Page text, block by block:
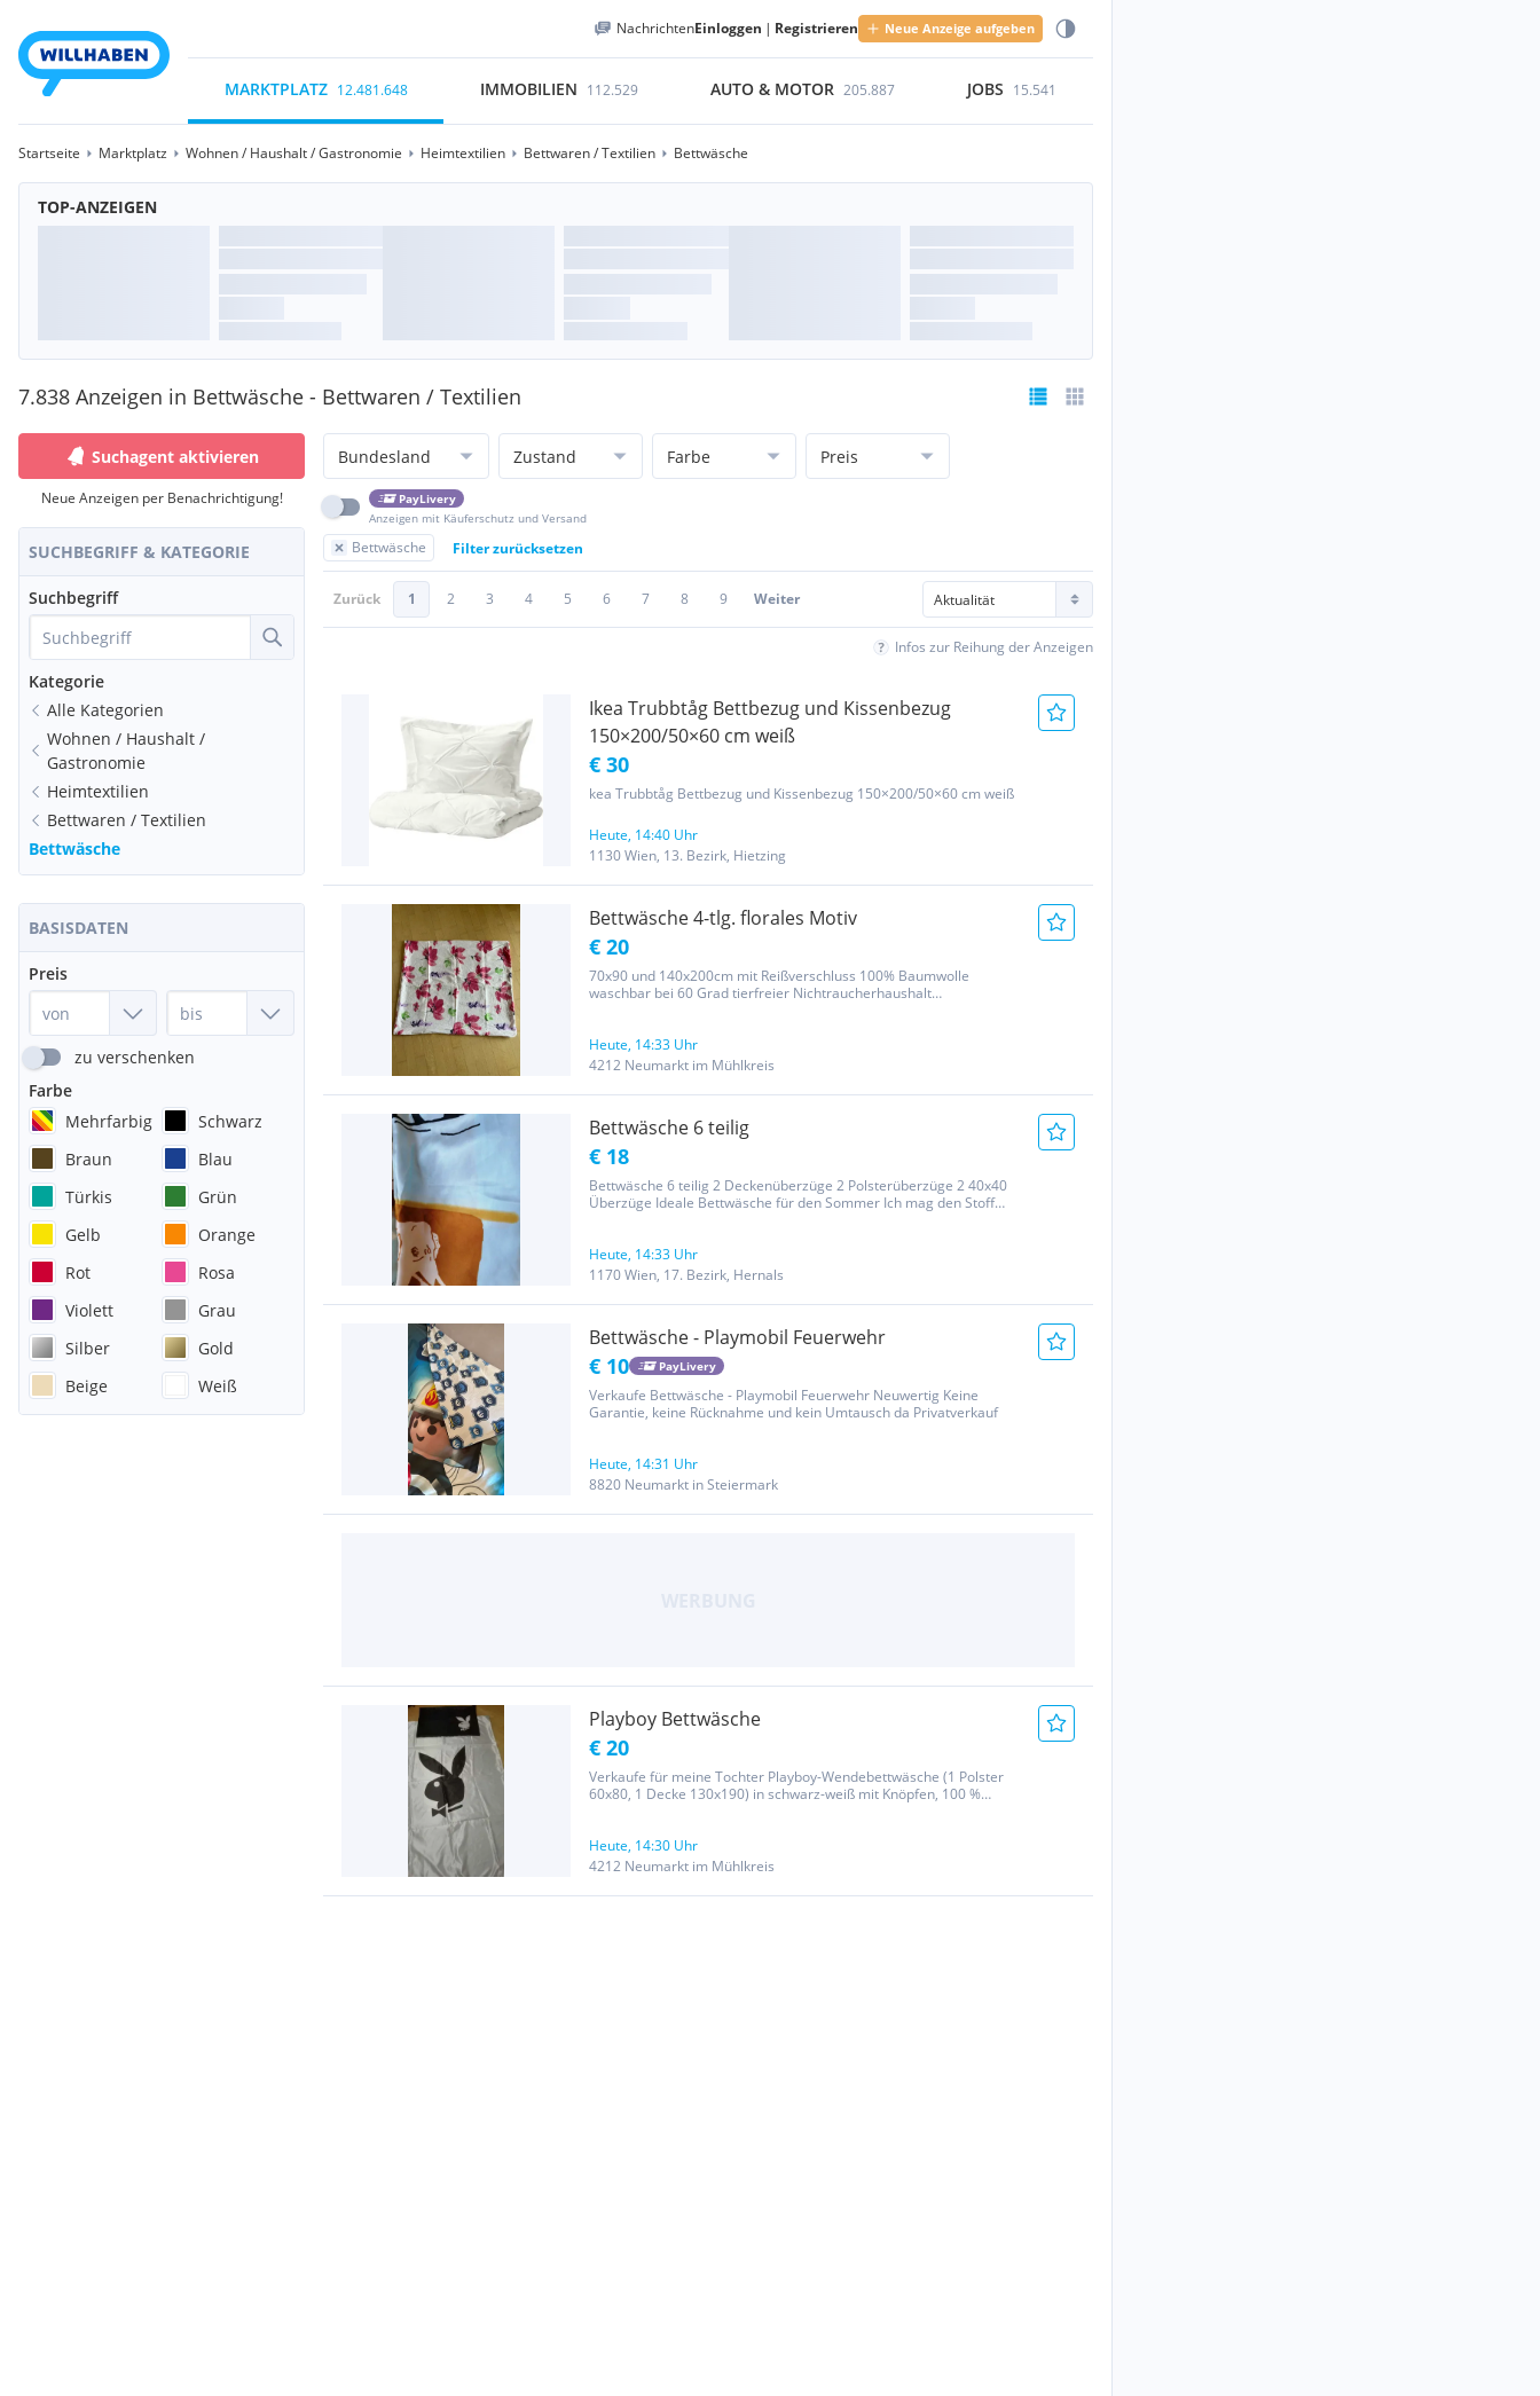
NachrichtenEinloggen | Registrieren Neue Anzeige aufgeben
MARKTPLATZ 12.481.648 IMMOBILIEN 112.529 AUTO & MOTOR 205.887 JOBS 15.541
Startseite Marktplatz Wohnen / Haushalt / Gastronomie Heimtextilien Bettwaren / Textilien Bettwäsche
TOP-ANZEIGEN
7.838 Anzeigen in Bettwäsche - Bettwaren / Textilien
Suchagent aktivieren
Neue Anzeigen per Benachrichtigung!
SUCHBEGRIFF & KATEGORIE
Suchbegriff
Kategorie
Alle Kategorien
Wohnen / Haushalt /
Gastronomie
Heimtextilien
Bettwaren / Textilien
Bettwäsche
BASISDATEN
Preis
zu verschenken
Farbe
Mehrfarbig
Schwarz
Braun
Blau
Türkis
Grün
Gelb
Orange
Rot
Rosa
Violett
Grau
Silber
Gold
Beige
Weiß
Bundesland Zustand Farbe Preis
PayLivery
Anzeigen mit Käuferschutz und Versand
Bettwäsche Filter zurücksetzen
Zurück 1 2 3 4 5 6 7 8 9 Weiter
Infos zur Reihung der Anzeigen
Ikea Trubbtåg Bettbezug und Kissenbezug
150×200/50×60 cm weiß
€ 30
kea Trubbtåg Bettbezug und Kissenbezug 150×200/50×60 cm weiß
Heute, 14:40 Uhr
1130 Wien, 13. Bezirk, Hietzing
Bettwäsche 4-tlg. florales Motiv
€ 20
70x90 und 140x200cm mit Reißverschluss 100% Baumwolle
waschbar bei 60 Grad tierfreier Nichtraucherhaushalt
Heute, 14:33 Uhr
4212 Neumarkt im Mühlkreis
Bettwäsche 6 teilig
€ 18
Bettwäsche 6 teilig 2 Deckenüberzüge 2 Polsterüberzüge 2 40x40
Überzüge Ideale Bettwäsche für den Sommer Ich mag den Stoff
Heute, 14:33 Uhr
1170 Wien, 17. Bezirk, Hernals
Bettwäsche - Playmobil Feuerwehr
€ 10 PayLivery
Verkaufe Bettwäsche - Playmobil Feuerwehr Neuwertig Keine
Garantie, keine Rücknahme und kein Umtausch da Privatverkauf
Heute, 14:31 Uhr
8820 Neumarkt in Steiermark
Playboy Bettwäsche
€ 20
Verkaufe für meine Tochter Playboy-Wendebettwäsche (1 Polster
60x80, 1 Decke 130x190) in schwarz-weiß mit Knöpfen, 100 %
Rücknahme, keine...
Heute, 14:30 Uhr
4212 Neumarkt im Mühlkreis